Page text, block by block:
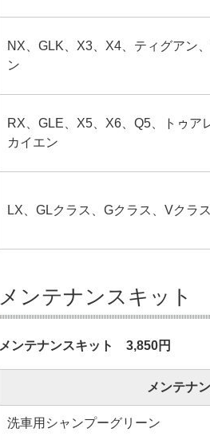
NX、GLK、X3、X4、ティグアン
ン
RX、GLE、X5、X6、Q5、トゥア
カイエン
LX、GLクラス、Gクラス、Vクラ
メンテナンスキット
メンテナンスキット 3,850円
メンテナ
洗車用シャンプーグリーン